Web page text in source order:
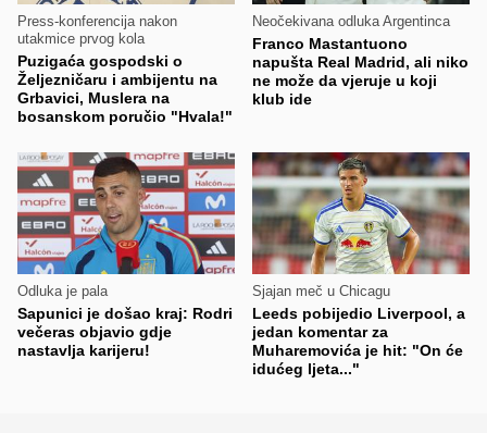
Press-konferencija nakon
utakmice prvog kola
Puzigaća gospodski o
Željezničaru i ambijentu na
Grbavici, Muslera na
bosanskom poručio "Hvala!"
Neočekivana odluka Argentinca
Franco Mastantuono
napušta Real Madrid, ali niko
ne može da vjeruje u koji
klub ide
Odluka je pala
Sapunici je došao kraj: Rodri
večeras objavio gdje
nastavlja karijeru!
Sjajan meč u Chicagu
Leeds pobijedio Liverpool, a
jedan komentar za
Muharemovića je hit: "On će
idućeg ljeta..."